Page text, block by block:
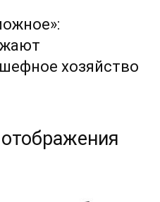
хозяйство